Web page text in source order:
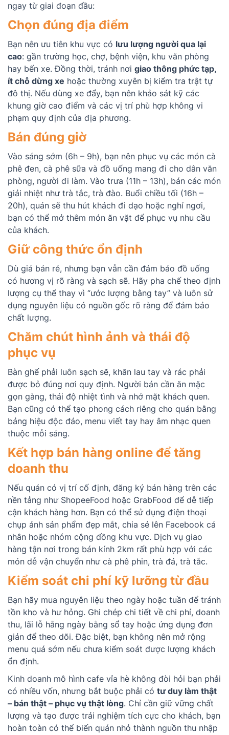
ngay từ giai đoạn đầu:
Chọn đúng địa điểm
Bạn nên ưu tiên khu vực có lưu lượng người qua lại
cao: gần trường học, chợ, bệnh viện, khu văn phòng
hay bến xe. Đồng thời, tránh nơi giao thông phức tạp,
ít chỗ dừng xe hoặc thường xuyên bị kiểm tra trật tự
đô thị. Nếu dùng xe đẩy, bạn nên khảo sát kỹ các
khung giờ cao điểm và các vị trí phù hợp không vi
phạm quy định của địa phương.
Bán đúng giờ
Vào sáng sớm (6h – 9h), bạn nên phục vụ các món cà
phê đen, cà phê sữa và đồ uống mang đi cho dân văn
phòng, người đi làm. Vào trưa (11h – 13h), bán các món
giải nhiệt như trà tắc, trà đào. Buổi chiều tối (16h –
20h), quán sẽ thu hút khách đi dạo hoặc nghỉ ngơi,
bạn có thể mở thêm món ăn vặt để phục vụ nhu cầu
của khách.
Giữ công thức ổn định
Dù giá bán rẻ, nhưng bạn vẫn cần đảm bảo đồ uống
có hương vị rõ ràng và sạch sẽ. Hãy pha chế theo định
lượng cụ thể thay vì “ước lượng bằng tay” và luôn sử
dụng nguyên liệu có nguồn gốc rõ ràng để đảm bảo
chất lượng.
Chăm chút hình ảnh và thái độ
phục vụ
Bàn ghế phải luôn sạch sẽ, khăn lau tay và rác phải
được bỏ đúng nơi quy định. Người bán cần ăn mặc
gọn gàng, thái độ nhiệt tình và nhớ mặt khách quen.
Bạn cũng có thể tạo phong cách riêng cho quán bằng
bảng hiệu độc đáo, menu viết tay hay âm nhạc quen
thuộc mỗi sáng.
Kết hợp bán hàng online để tăng
doanh thu
Nếu quán có vị trí cố định, đăng ký bán hàng trên các
nền tảng như ShopeeFood hoặc GrabFood để dễ tiếp
cận khách hàng hơn. Bạn có thể sử dụng điện thoại
chụp ảnh sản phẩm đẹp mắt, chia sẻ lên Facebook cá
nhân hoặc nhóm cộng đồng khu vực. Dịch vụ giao
hàng tận nơi trong bán kính 2km rất phù hợp với các
món dễ vận chuyển như cà phê phin, trà đá, trà tắc.
Kiểm soát chi phí kỹ lưỡng từ đầu
Bạn hãy mua nguyên liệu theo ngày hoặc tuần để tránh
tồn kho và hư hỏng. Ghi chép chi tiết về chi phí, doanh
thu, lãi lỗ hằng ngày bằng sổ tay hoặc ứng dụng đơn
giản để theo dõi. Đặc biệt, bạn không nên mở rộng
menu quá sớm nếu chưa kiểm soát được lượng khách
ổn định.
Kinh doanh mô hình cafe vỉa hè không đòi hỏi bạn phải
có nhiều vốn, nhưng bắt buộc phải có tư duy làm thật
– bán thật – phục vụ thật lòng. Chỉ cần giữ vững chất
lượng và tạo được trải nghiệm tích cực cho khách, bạn
hoàn toàn có thể biến quán nhỏ thành nguồn thu nhập